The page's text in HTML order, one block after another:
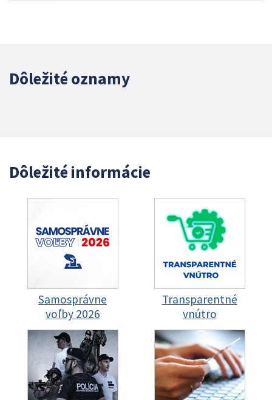
Dôležité oznamy
Dôležité informácie
Samosprávne
voľby 2026
Transparentné
vnútro